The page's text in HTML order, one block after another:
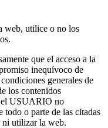
web, utilice o no los
que el acceso a la
inequívoco de
generales de
los contenidos
el USUARIO no
todo o parte de las citadas
ni utilizar la web.